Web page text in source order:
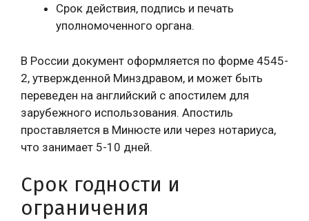
Срок действия, подпись и печать
уполномоченного органа.
В России документ оформляется по форме 4545-
2, утвержденной Минздравом, и может быть
переведен на английский с апостилем для
зарубежного использования. Апостиль
проставляется в Минюсте или через нотариуса,
что занимает 5-10 дней.
Срок годности и
ограничения